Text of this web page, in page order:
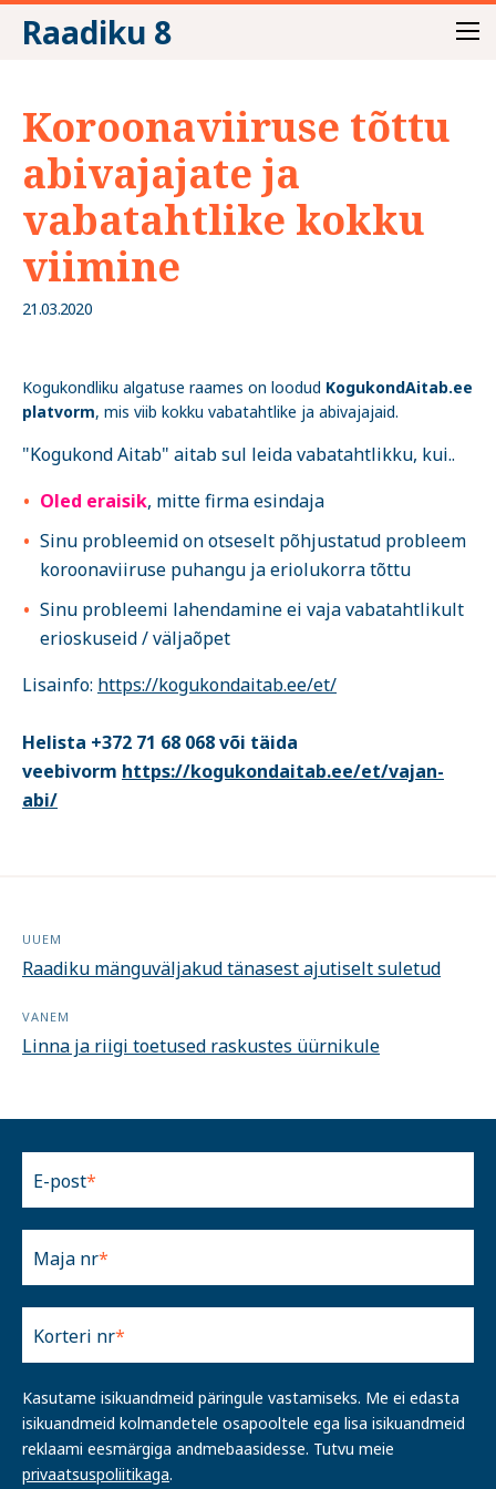
Raadiku 8
Koroonaviiruse tõttu
abivajajate ja
vabatahtlike kokku
viimine
21.03.2020
Kogukondliku algatuse raames on loodud KogukondAitab.ee
platvorm, mis viib kokku vabatahtlike ja abivajajaid.
"Kogukond Aitab" aitab sul leida vabatahtlikku, kui..
Oled eraisik, mitte firma esindaja
Sinu probleemid on otseselt põhjustatud probleem
koroonaviiruse puhangu ja eriolukorra tõttu
Sinu probleemi lahendamine ei vaja vabatahtlikult
erioskuseid / väljaõpet
Lisainfo: https://kogukondaitab.ee/et/
Helista +372 71 68 068 või täida
veebivorm https://kogukondaitab.ee/et/vajan-
abi/
UUEM
Raadiku mänguväljakud tänasest ajutiselt suletud
VANEM
Linna ja riigi toetused raskustes üürnikule
E-post
Maja nr
Korteri nr
Kasutame isikuandmeid päringule vastamiseks. Me ei edasta
isikuandmeid kolmandetele osapooltele ega lisa isikuandmeid
reklaami eesmärgiga andmebaasidesse. Tutvu meie
privaatsuspoliitikaga.